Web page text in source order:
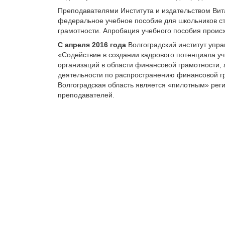
Преподавателями Института и издательством
федеральное учебное пособие для школьников
грамотности. Апробация учебного пособия
С апреля 2016 года Волгоградский институт
«Содействие в создании кадрового потенциала
организаций в области финансовой
деятельности по распространению финансовой
Волгоградская область является «пилотным»
преподавателей.